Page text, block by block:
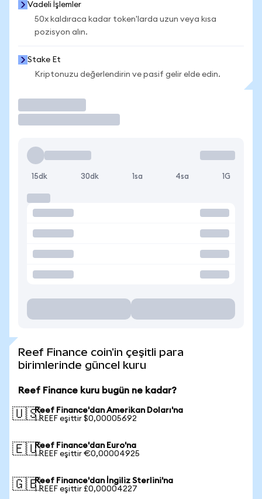
Vadeli İşlemler
50x kaldıraca kadar token'larda uzun veya kısa
pozisyon alın.
Stake Et
Kriptonuzu değerlendirin ve pasif gelir elde edin.
15dk 30dk 1sa 4sa 1G
Reef Finance coin'in çeşitli para
birimlerinde güncel kuru
Reef Finance kuru bugün ne kadar?
🇺🇸Reef Finance'dan Amerikan Doları'na
1 REEF eşittir $0,00005692
🇪🇺Reef Finance'dan Euro'na
1 REEF eşittir €0,00004925
🇬🇧Reef Finance'dan İngiliz Sterlini'na
1 REEF eşittir £0,00004227